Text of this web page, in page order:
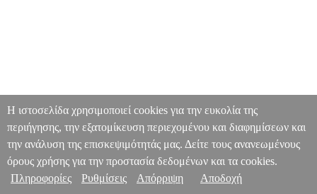
Η ιστοσελίδα χρησιμοποιεί cookies για την ευκολία της
περιήγησης, την εξατομίκευση περιεχομένου και διαφημίσεων και
την ανάλυση της επισκεψιμότητάς μας. Δείτε τους ανανεωμένους
όρους χρήσης για την προστασία δεδομένων και τα cookies.
Πληροφορίες
Ρυθμίσεις Απόρριψη Αποδοχή